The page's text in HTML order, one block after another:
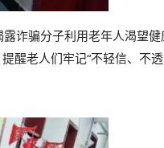
诈骗分子利用老年人渴望
醒老人们牢记“不轻信、不透